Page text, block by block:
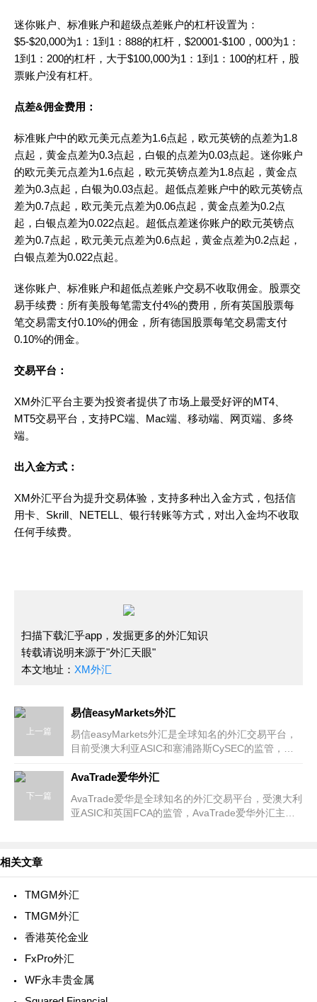
迷你账户、标准账户和超级点差账户的杠杆设置为：
$5-$20,000为1：1到1：888的杠杆，$20001-$100，000为1：
1到1：200的杠杆，大于$100,000为1：1到1：100的杠杆，股
票账户没有杠杆。
点差&佣金费用：
标准账户中的欧元美元点差为1.6点起，欧元英镑的点差为1.8
点起，黄金点差为0.3点起，白银的点差为0.03点起。迷你账户
的欧元美元点差为1.6点起，欧元英镑点差为1.8点起，黄金点
差为0.3点起，白银为0.03点起。超低点差账户中的欧元英镑点
差为0.7点起，欧元美元点差为0.06点起，黄金点差为0.2点
起，白银点差为0.022点起。超低点差迷你账户的欧元英镑点
差为0.7点起，欧元美元点差为0.6点起，黄金点差为0.2点起，
白银点差为0.022点起。
迷你账户、标准账户和超低点差账户交易不收取佣金。股票交
易手续费：所有美股每笔需支付4%的费用，所有英国股票每
笔交易需支付0.10%的佣金，所有德国股票每笔交易需支付
0.10%的佣金。
交易平台：
XM外汇平台主要为投资者提供了市场上最受好评的MT4、
MT5交易平台，支持PC端、Mac端、移动端、网页端、多终
端。
出入金方式：
XM外汇平台为提升交易体验，支持多种出入金方式，包括信
用卡、Skrill、NETELL、银行转账等方式，对出入金均不收取
任何手续费。
扫描下载汇乎app，发掘更多的外汇知识
转载请说明来源于"外汇天眼"
本文地址： XM外汇
上一篇
易信easyMarkets外汇
易信easyMarkets外汇是全球知名的外汇交易平台，
目前受澳大利亚ASIC和塞浦路斯CySEC的监管，易
交易服务。
下一篇
AvaTrade爱华外汇
AvaTrade爱华是全球知名的外汇交易平台，受澳大利
亚ASIC和英国FCA的监管，AvaTrade爱华外汇主要
相关文章
TMGM外汇
TMGM外汇
香港英伦金业
FxPro外汇
WF永丰贵金属